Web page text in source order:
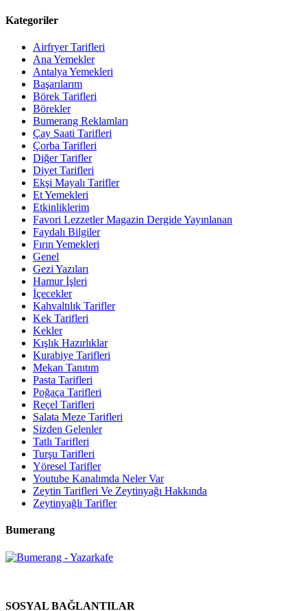
Kategoriler
Airfryer Tarifleri
Ana Yemekler
Antalya Yemekleri
Başarılarım
Börek Tarifleri
Börekler
Bumerang Reklamları
Çay Saati Tarifleri
Çorba Tarifleri
Diğer Tarifler
Diyet Tarifleri
Ekşi Mayalı Tarifler
Et Yemekleri
Etkinliklerim
Favori Lezzetler Magazin Dergide Yayınlanan
Faydalı Bilgiler
Fırın Yemekleri
Genel
Gezi Yazıları
Hamur İşleri
İçecekler
Kahvaltılık Tarifler
Kek Tarifleri
Kekler
Kışlık Hazırlıklar
Kurabiye Tarifleri
Mekan Tanıtım
Pasta Tarifleri
Poğaça Tarifleri
Reçel Tarifleri
Salata Meze Tarifleri
Sizden Gelenler
Tatlı Tarifleri
Turşu Tarifleri
Yöresel Tarifler
Youtube Kanalımda Neler Var
Zeytin Tarifleri Ve Zeytinyağı Hakkında
Zeytinyağlı Tarifler
Bumerang
SOSYAL BAĞLANTILAR